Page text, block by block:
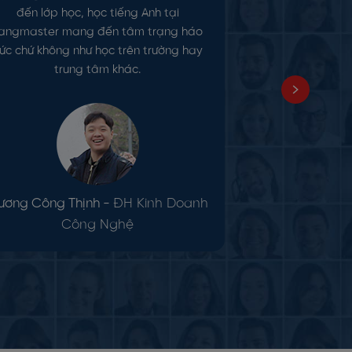
đến lớp học, học tiếng Anh tại
mang đến tâm trạng háo
chứ không như học trên trường hay
trung tâm khác.
Công Thịnh - ĐH Kinh Doanh
Công Nghệ